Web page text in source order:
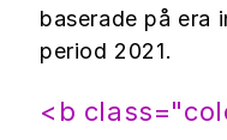
baserade på era
period 2021.
<b